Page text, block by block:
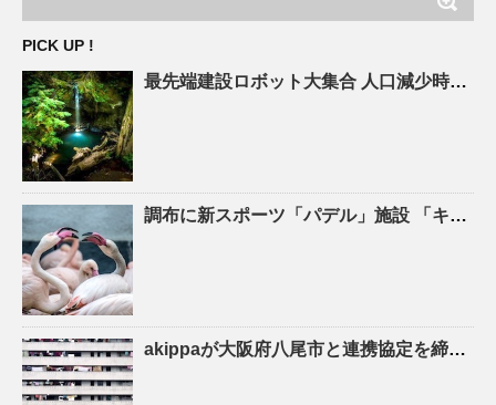
PICK UP !
最先端建設ロボット大集合 人口 減少時代の建設現場を救え! – ASCII.jp
調布に新スポーツ「パデル」施設 「キャプテン翼」高橋陽一さん手がける – 調布経済新聞
akippaが大阪府八尾市と連携協定を締結！駐車場シェアを活かしたにぎわいの創出と関係